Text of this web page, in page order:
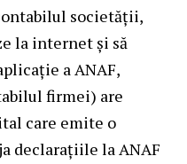
societății,
la internet și să
a ANAF,
firmei) are
care emite o
declarațiile la ANAF